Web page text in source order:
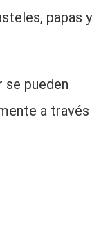
papas y
se pueden
a través